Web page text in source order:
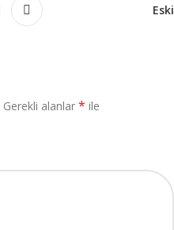
Eski
Gerekli alanlar * ile